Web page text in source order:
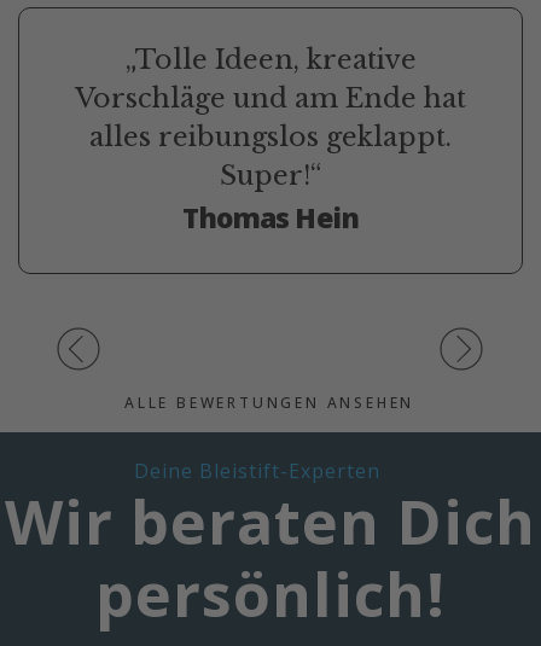
ALLE BEWERTUNGEN ANSEHEN
„Tolle Ideen, kreative
Vorschläge und am Ende hat
alles reibungslos geklappt.
Super!“
Thomas Hein
Deine Bleistift-Experten
Wir beraten Dich
persönlich!